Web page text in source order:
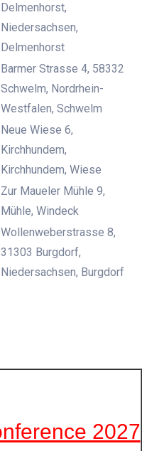
Delmenhorst,
Niedersachsen,
Delmenhorst
Barmer Strasse 4, 58332
Schwelm, Nordrhein-
Westfalen, Schwelm
Neue Wiese 6,
Kirchhundem,
Kirchhundem, Wiese
Zur Maueler Mühle 9,
Mühle, Windeck
Wollenweberstrasse 8,
31303 Burgdorf,
Niedersachsen, Burgdorf